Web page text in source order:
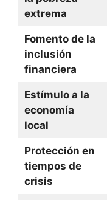
extrema
Fomento de la
inclusión
financiera
Estímulo a la
economía
local
Protección en
tiempos de
crisis